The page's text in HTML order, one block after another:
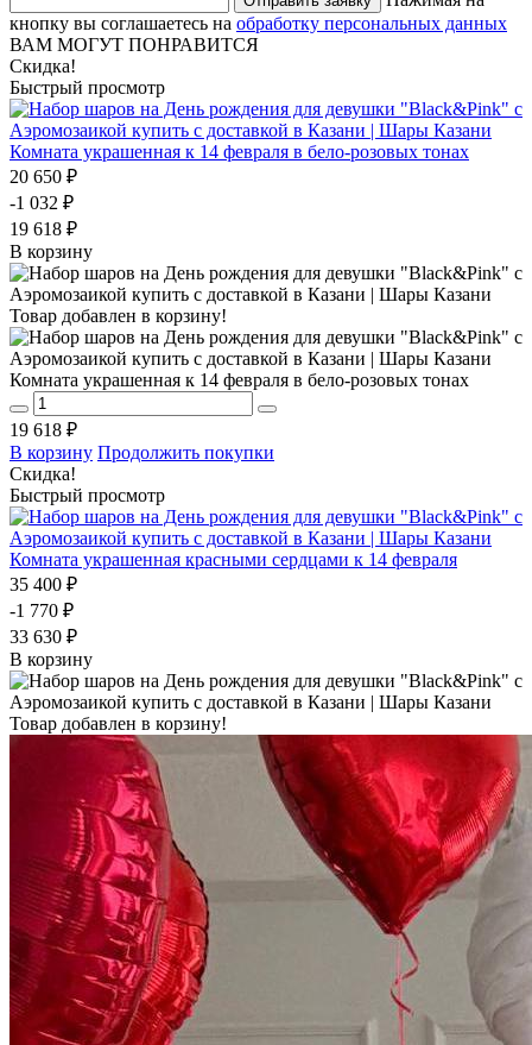
кнопку вы соглашаетесь на обработку персональных данных
ВАМ МОГУТ ПОНРАВИТСЯ
Скидка!
Быстрый просмотр
Комната украшенная к 14 февраля в бело-розовых тонах
20 650 ₽
-1 032 ₽
19 618 ₽
В корзину
Товар добавлен в корзину!
Комната украшенная к 14 февраля в бело-розовых тонах
19 618 ₽
В корзину Продолжить покупки
Скидка!
Быстрый просмотр
Комната украшенная красными сердцами к 14 февраля
35 400 ₽
-1 770 ₽
33 630 ₽
В корзину
Товар добавлен в корзину!